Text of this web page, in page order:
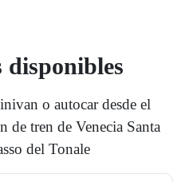
disponibles
o autocar desde el
de tren de Venecia Santa
del Tonale